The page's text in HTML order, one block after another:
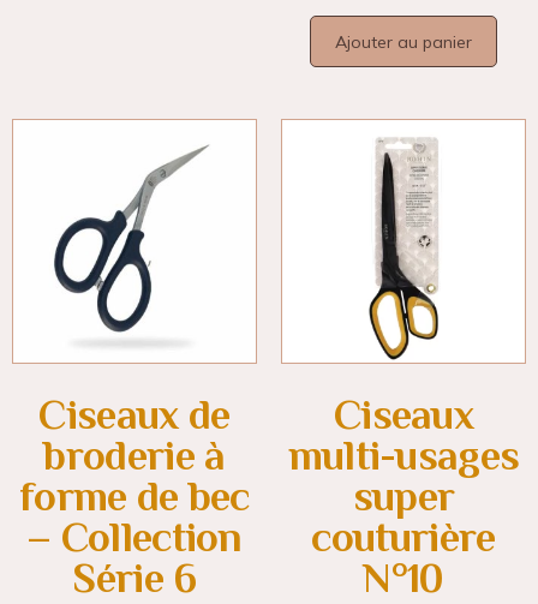
Ajouter au panier
Ciseaux de
broderie à
forme de bec
– Collection
Série 6
Ciseaux
multi-usages
super
couturière
N°10